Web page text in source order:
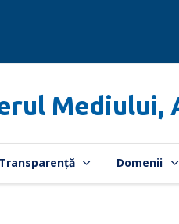
Mediului,
Transparență Domenii